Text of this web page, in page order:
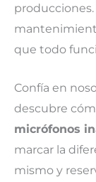
que todo
Confía en
descubre
micrófonos
marcar la
mismo y